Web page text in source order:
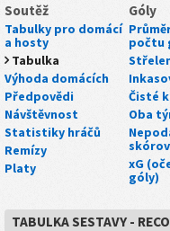
Soutěž
Tabulky pro domácí
a hosty
Tabulka
Výhoda domácích
Předpovědi
Návštěvnost
Statistiky hráčů
Remízy
Platy
Góly
počtu
Čisté
Oba
xG
góly)
TABULKA SESTAVY -